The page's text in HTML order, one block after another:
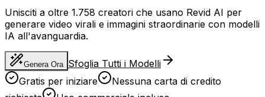
Unisciti a oltre 1.758 creatori che usano Revid AI per
generare video virali e immagini straordinarie con modelli
IA all'avanguardia.
Genera Ora Sfoglia Tutti i Modelli
Gratis per iniziare
Nessuna carta di credito